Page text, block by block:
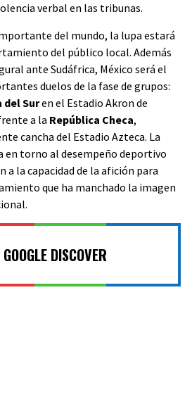
verbal en las tribunas.
del mundo, la lupa estará
del público local. Además
ante Sudáfrica, México será el
duelos de la fase de grupos:
del Suren el Estadio Akron de
a la República Checa,
cancha del Estadio Azteca. La
en torno al desempeño deportivo
a la capacidad de la afición para
que ha manchado la imagen
DISCOVER